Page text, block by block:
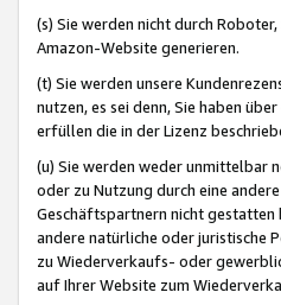
(s) Sie werden nicht durch
Amazon-Website generieren.
(t) Sie werden unsere
nutzen, es sei denn, Sie haben
erfüllen die in der Lizenz
(u) Sie werden weder unmittelbar
oder zu Nutzung durch eine
Geschäftspartnern nicht gestatten
andere natürliche oder juristische
zu Wiederverkaufs- oder
auf Ihrer Website zum